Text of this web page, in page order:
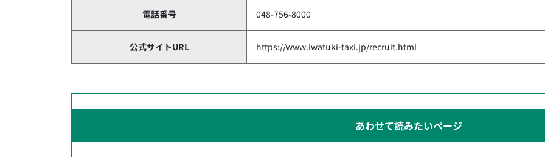
電話番号 048-756-8000
公式サイトURL https://www.iwatuki-taxi.jp/recruit.html
あわせて読みたいページ